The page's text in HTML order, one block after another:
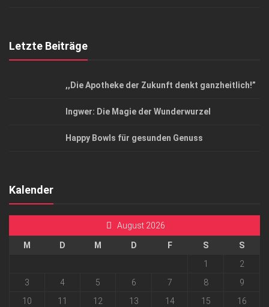
Letzte Beiträge
,,Die Apotheke der Zukunft denkt ganzheitlich!”
Ingwer: Die Magie der Wunderwurzel
Happy Bowls für gesunden Genuss
Kalender
August 2026
M D M D F S
S
1
2
3
4 5 6 7 8
9
10
11 12 13 14 15 16